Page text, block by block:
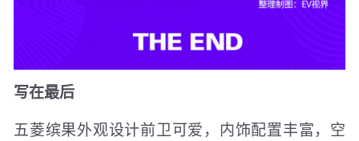
写在最后
五菱缤果外观设计前卫可爱，内饰配置丰富，空